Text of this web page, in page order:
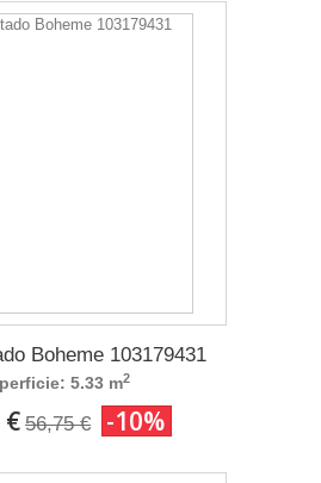
Boheme 103179431
5.33 m2
€ 56,75 € -10%